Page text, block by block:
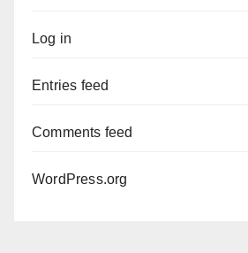
Log in
Entries feed
Comments feed
WordPress.org